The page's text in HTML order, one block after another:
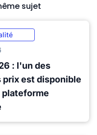
sujet
: l'un des
prix est disponible